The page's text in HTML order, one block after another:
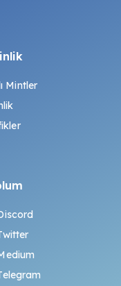
Mintler